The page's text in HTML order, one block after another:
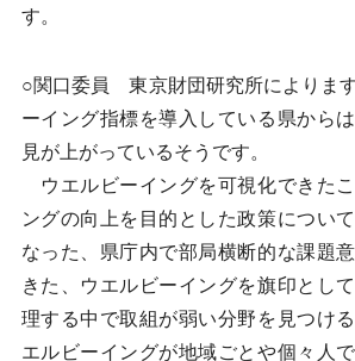
す。
○関口委員 東京財団研究所によりま
ーイング指標を導入している県から
見が上がっているそうです。
ウエルビーイングを可視化できた
ングの向上を目的とした政策につい
なった、県庁内で部局横断的な課題
きた、ウエルビーイングを旗印とし
理する中で取組が弱い分野を見つけ
エルビーイングが地域ごとや個々人